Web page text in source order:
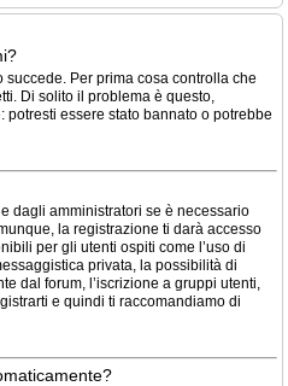
Per prima cosa controlla che
Di solito il problema è questo,
potresti essere stato bannato o potrebbe
dagli amministratori se è necessario
la registrazione ti darà accesso
per gli utenti ospiti come l’uso di
privata, la possibilità di
dal forum, l’iscrizione a gruppi utenti,
e quindi ti raccomandiamo di